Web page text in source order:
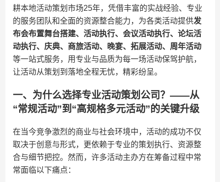
耕本地活动策划市场25年，凭借丰富的实战经验、专业
的服务团队和全面的资源整合能力，为各类活动提供​​发
布会布置舞台搭建、活动执行、会议活动执行、论坛活
动执行、庆典、商旅活动、晚宴、拓展活动、周年活动​​
等一站式服务，用专业与品质为每一场活动保驾护航，
让活动从策划到落地全程无忧，精彩纷呈。
一、为什么选择专业活动策划公司？——从
“常规活动”到“高规格多元活动”的关键升级
在当今竞争激烈的商业与社会环境中，活动的成功不仅
取决于创意与形式，更依赖于专业的策划执行、资源整
合与细节把控。然而，许多活动主办方在筹备过程中常
常面临以下痛点：